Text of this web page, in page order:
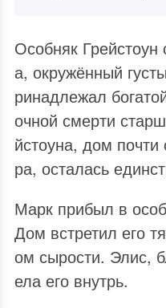
Особняк Грейстоун
а, окружённый
ринадлежал
очной смерти
йстоуна, дом почти
ра, осталась
Марк прибыл в
Дом встретил его
ом сырости. Элис,
ела его внутрь.